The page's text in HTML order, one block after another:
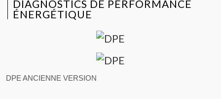
DIAGNOSTICS DE PERFORMANCE
ÉNERGÉTIQUE
DPE ANCIENNE VERSION